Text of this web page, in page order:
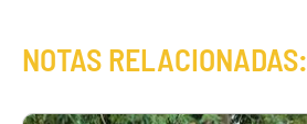
NOTAS RELACIONADAS: